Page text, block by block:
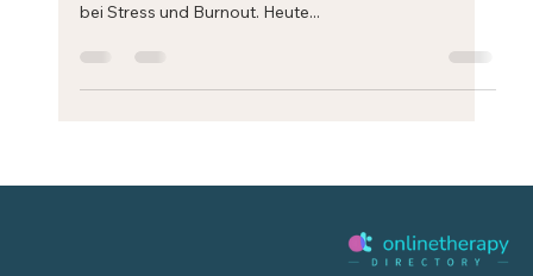
bei Stress und Burnout. Heute...